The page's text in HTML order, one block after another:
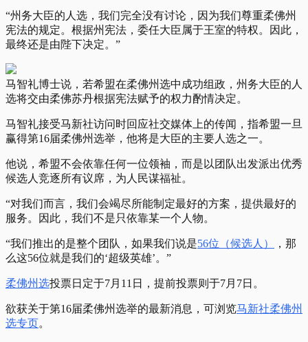
“州务大臣的人选，我们完全没有讨论，因为我们尊重柔佛州
宪法的规定。根据州宪法，委任大臣属于王室的特权。因此，
最终还是由陛下决定。”
马智礼博士说，若希盟在柔佛州选中成功组政，州务大臣的人
选将交由柔佛苏丹根据宪法赋予的权力酌情决定。
马智礼接受马新社访问时回应社交媒体上的传闻，指希盟一旦
赢得第16届柔佛州选举，他将是大臣的主要人选之一。
他说，希盟不会依靠任何一位领袖，而是以团队出发派出优秀
候选人竞逐所有议席，为人民谋福祉。
“对我们而言，我们会竭尽所能制定最好的方案，提供最好的
服务。因此，我们不是只依靠某一个人物。
“我们推出的是整个团队，如果我们说是56位（候选人）
，那
么这56位就是我们的‘超级英雄’。”
柔佛州选投票日定于7月11日，提前投票则于7月7日。
欲获关于第16届柔佛州选举的最新消息，可浏览马新社柔佛州
选专页。